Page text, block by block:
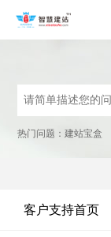
热门问题：建站宝盒
客户支持首页